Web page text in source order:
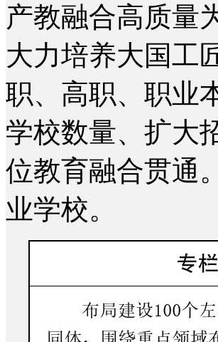
产教融合高质量
大力培养大国工
职、高职、职业
学校数量、扩大
位教育融合贯通
业学校。